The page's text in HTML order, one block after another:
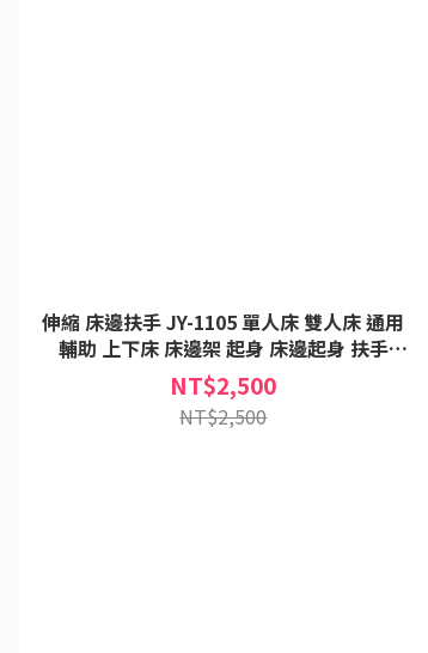
伸縮 床邊扶手 JY-1105 單人床 雙人床 通用
輔助 上下床 床邊架 起身 床邊起身 扶手
JY1105
NT$2,500
NT$2,500